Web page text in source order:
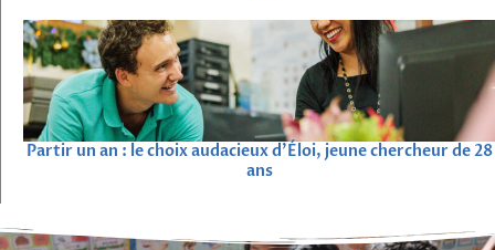
Partir un an : le choix audacieux d’Éloi, jeune chercheur de 28
ans